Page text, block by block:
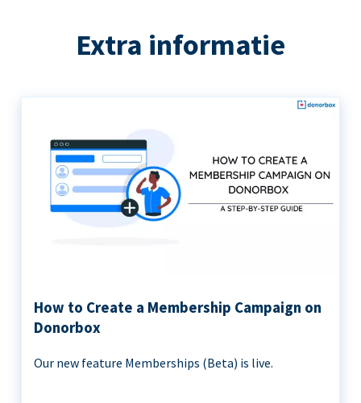
Extra informatie
How to Create a Membership Campaign on
Donorbox
Our new feature Memberships (Beta) is live.